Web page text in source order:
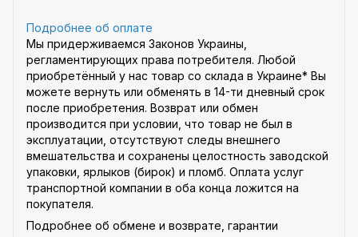
Подробнее об оплате
Мы придерживаемся Законов Украины,
регламентирующих права потребителя. Любой
приобретённый у нас товар со склада в Украине* Вы
можете вернуть или обменять в 14-ти дневный срок
после приобретения. Возврат или обмен
производится при условии, что товар не был в
эксплуатации, отсутствуют следы внешнего
вмешательства и сохранены целостность заводской
упаковки, ярлыков (бирок) и пломб. Оплата услуг
транспортной компании в оба конца ложится на
покупателя.
Подробнее об обмене и возврате, гарантии